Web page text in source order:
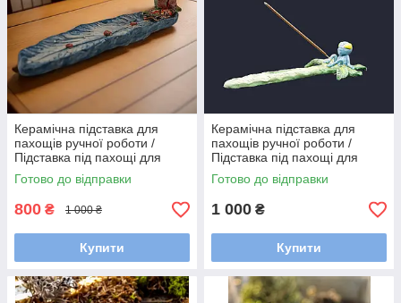
Керамічна підставка для
пахощів ручної роботи /
Підставка під пахощі для
аромапаличок
Готово до відправки
800 ₴ 1 000 ₴
Купити
Керамічна підставка для
пахощів ручної роботи /
Підставка під пахощі для
аромапаличок
Готово до відправки
1 000 ₴
Купити